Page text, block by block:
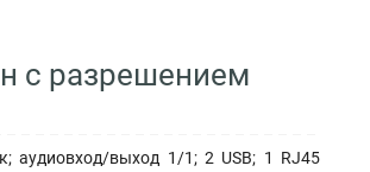
с разрешением
аудиовход/выход 1/1; 2 USB; 1 RJ45